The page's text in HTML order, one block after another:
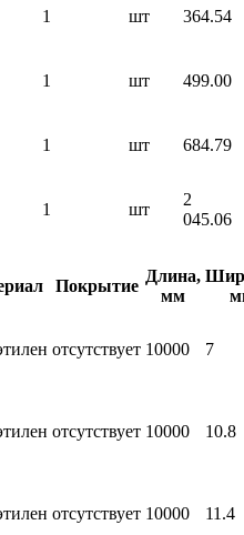
1 шт 364.54
1 шт 499.00
1 шт 684.79
1 шт
2
045.06
Покрытие
Длина,
мм
отсутствует 10000 7
отсутствует 10000 10.8
отсутствует 10000 11.4